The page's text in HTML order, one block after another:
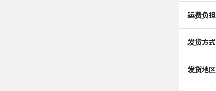
运费负担
发货方式
发货地区